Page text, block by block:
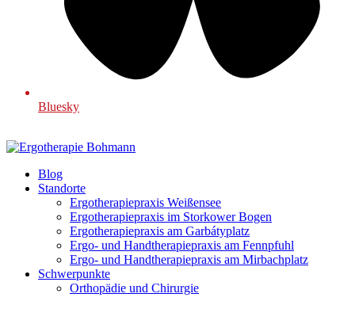
Bluesky
Blog
Standorte
Ergotherapiepraxis Weißensee
Ergotherapiepraxis im Storkower Bogen
Ergotherapiepraxis am Garbátyplatz
Ergo- und Handtherapiepraxis am Fennpfuhl
Ergo- und Handtherapiepraxis am Mirbachplatz
Schwerpunkte
Orthopädie und Chirurgie